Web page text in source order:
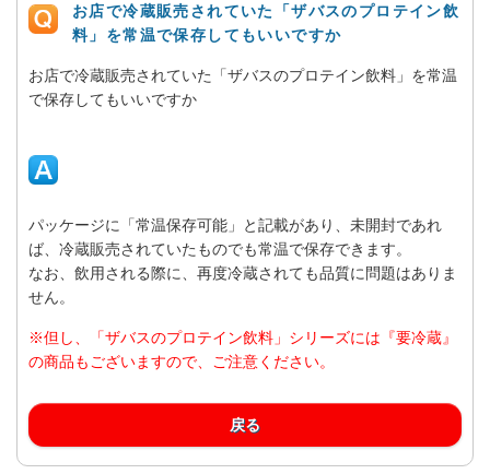
お店で冷蔵販売されていた「ザバスのプロテイン飲
料」を常温で保存してもいいですか
お店で冷蔵販売されていた「ザバスのプロテイン飲料」を常温
で保存してもいいですか
パッケージに「常温保存可能」と記載があり、未開封であれ
ば、冷蔵販売されていたものでも常温で保存できます。
なお、飲用される際に、再度冷蔵されても品質に問題はありま
せん。
※但し、「ザバスのプロテイン飲料」シリーズには『要冷蔵』
の商品もございますので、ご注意ください。
戻る